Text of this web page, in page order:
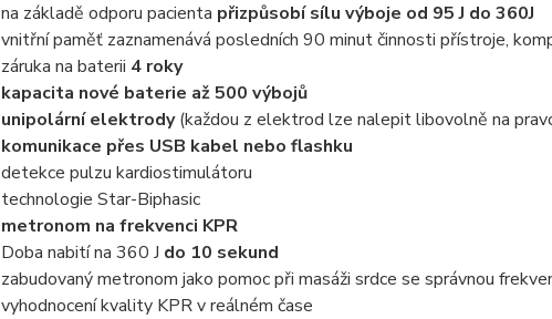
na základě odporu pacienta přizpůsobí sílu výboje od 95 J do 360J
vnitřní paměť zaznamenává posledních 90 minut činnosti přístroje,
záruka na baterii 4 roky
kapacita nové baterie až 500 výbojů
unipolární elektrody(každou z elektrod lze nalepit libovolně na
komunikace přes USB kabel nebo flashku
detekce pulzu kardiostimulátoru
technologie Star-Biphasic
metronom na frekvenci KPR
Doba nabití na 360 J do 10 sekund
zabudovaný metronom jako pomoc při masáži srdce se správnou
vyhodnocení kvality KPR v reálném čase